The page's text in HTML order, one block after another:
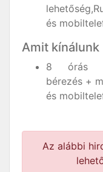
és
Amit kínálunk
8 órás
bérezés +
és
Az alábbi